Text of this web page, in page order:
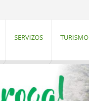
SERVIZOS TURISMO